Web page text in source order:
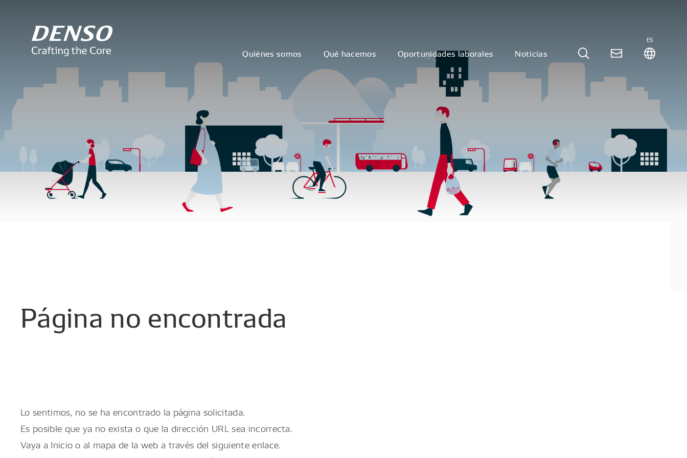
Quiénes somos Qué hacemos Oportunidades laborales Noticias
ES
Página no encontrada
Lo sentimos, no se ha encontrado la página solicitada.
Es posible que ya no exista o que la dirección URL sea incorrecta.
Vaya a Inicio o al mapa de la web a través del siguiente enlace.